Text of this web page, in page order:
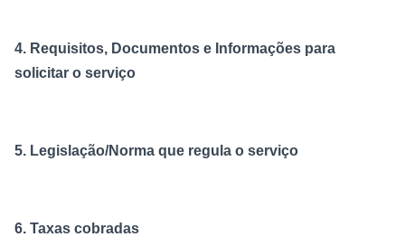
4. Requisitos, Documentos e Informações para
solicitar o serviço
5. Legislação/Norma que regula o serviço
6. Taxas cobradas